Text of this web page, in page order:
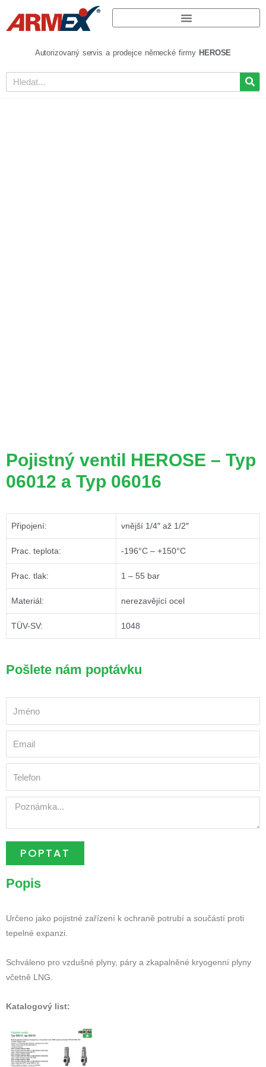
Autorizovaný servis a prodejce německé firmy HEROSE
Pojistný ventil HEROSE – Typ
06012 a Typ 06016
Připojení: vnější 1/4″ až 1/2″
Prac. teplota: -196°C – +150°C
Prac. tlak: 1 – 55 bar
Materiál: nerezavějící ocel
TÜV-SV: 1048
Pošlete nám poptávku
POPTAT
Popis
Určeno jako pojistné zařízení k ochraně potrubí a součástí proti
tepelné expanzi.
Schváleno pro vzdušné plyny, páry a zkapalněné kryogenní plyny
včetně LNG.
Katalogový list: